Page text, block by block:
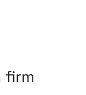
firm